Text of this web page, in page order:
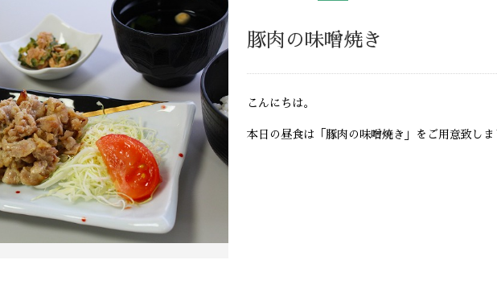
豚肉の味噌焼き
こんにちは。
本日の昼食は「豚肉の味噌焼き」をご用意致し